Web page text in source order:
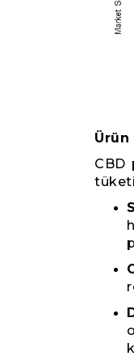
CBD